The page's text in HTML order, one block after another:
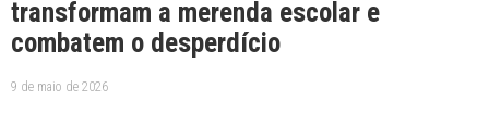
transformam a merenda escolar e
combatem o desperdício
9 de maio de 2026